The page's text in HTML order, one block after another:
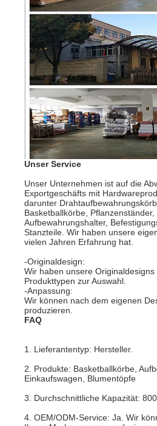
Unser Service
Unser Unternehmen ist auf die
Exportgeschäfts mit
darunter
Basketballkörbe,
Aufbewahrungshalter,
Stanzteile. Wir haben unsere
vielen Jahren Erfahrung hat.
-Originaldesign:
Wir haben unsere
Produkttypen zur Auswahl.
-Anpassung:
Wir können nach dem eigenen
produzieren.
FAQ
1. Lieferantentyp: Hersteller.
2. Produkte: Basketballkörbe,
Einkaufswagen, Blumentöpfe
3. Durchschnittliche Kapazität:
4. OEM/ODM-Service: Ja. Wir